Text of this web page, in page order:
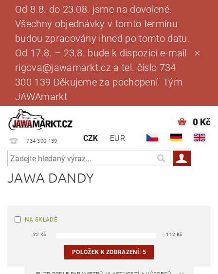
Od 8.8. do 23.08. jsme na dovolené.
Všechny objednávky v tomto termínu
budou zpracovány ihned po tomto datu.
Od 17.8. – 23.8. bude k dispozici e-mail
rigova@jawamarkt.cz a tel. číslo 734
300 139 Děkujeme za pochopení. Tým
JAWAmarkt
734 300 139 CZK EUR
0 Kč
JAWA DANDY
NA SKLADĚ
22 Kč 112 Kč
POLOŽEK K ZOBRAZENÍ: 5